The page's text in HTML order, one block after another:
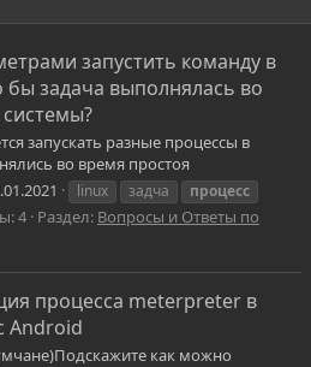
запустить команду в
бы задача выполнялась во
запускать разные процессы в
во время простоя
linux задча
процесс
4 Раздел: Вопросы и Ответы по
процесса meterpreter в
Android
как можно